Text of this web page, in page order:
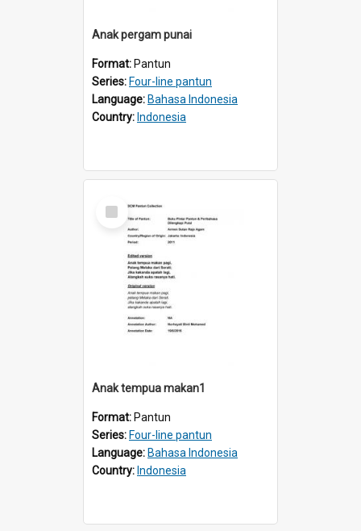
Anak pergam punai
Format: Pantun
Series: Four-line pantun
Language: Bahasa Indonesia
Country: Indonesia
Select
Item
Anak tempua makan1
Format: Pantun
Series: Four-line pantun
Language: Bahasa Indonesia
Country: Indonesia